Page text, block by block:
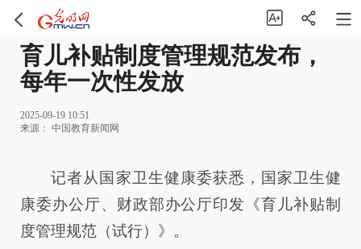
育儿补贴制度管理规范发布，
每年一次性发放
2025-09-19 10:51
来源： 中国教育新闻网
记者从国家卫生健康委获悉，国家卫生健
康委办公厅、财政部办公厅印发《育儿补贴制
度管理规范（试行）》。